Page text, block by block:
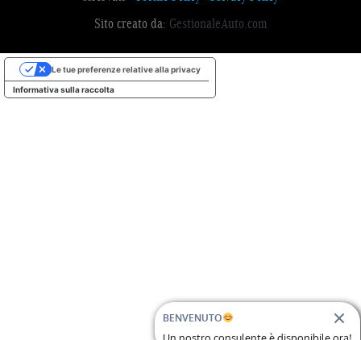
Sito creato da: GestionaleAuto.com
Informativa sulla raccolta
Le tue preferenze relative alla privacy
BENVENUTO